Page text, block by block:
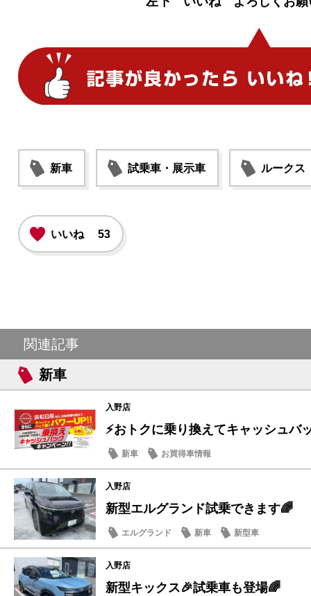
新車 試乗車・展示車 ルークス
いいね 53
関連記事
新車
入野店
⚡おトクに乗り換えてキャッシュバ
新車 お買得車情報
入野店
新型エルグランド試乗できます🌈
エルグランド 新車 新型車
入野店
新型キックス🎉試乗車も登場🌈